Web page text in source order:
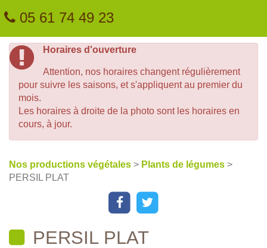
05 61 74 49 23
Horaires d'ouverture
Attention, nos horaires changent régulièrement
pour suivre les saisons, et s'appliquent au premier du
mois.
Les horaires à droite de la photo sont les horaires en
cours, à jour.
Nos productions végétales > Plants de légumes >
PERSIL PLAT
PERSIL PLAT